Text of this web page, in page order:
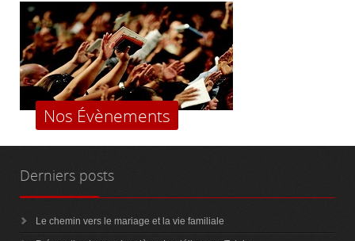
Nos Évènements
Derniers posts
Le chemin vers le mariage et la vie familiale